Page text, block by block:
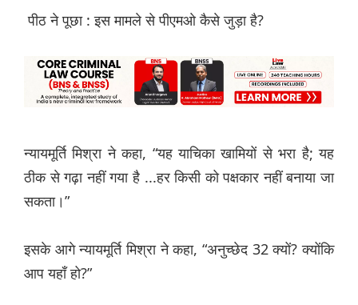
पीठ ने पूछा : इस मामले से पीएमओ कैसे जुड़ा है?
न्यायमूर्ति मिश्रा ने कहा, “यह याचिका खामियों से भरा है; यह
ठीक से गढ़ा नहीं गया है ...हर किसी को पक्षकार नहीं बनाया जा
सकता।”
इसके आगे न्यायमूर्ति मिश्रा ने कहा, “अनुच्छेद 32 क्यों? क्योंकि
आप यहाँ हो?”